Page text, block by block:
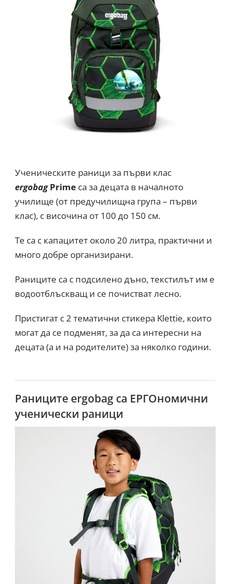
Ученическите раници за първи клас
ergobagPrime са за децата в началното
училище (от предучилищна група – първи
клас), с височина от 100 до 150 см.
Те са с капацитет около 20 литра, практични и
много добре организирани.
Раниците са с подсилено дъно, текстилът им е
водоотблъскващ и се почистват лесно.
Пристигат с 2 тематични стикера Klettie, които
могат да се подменят, за да са интересни на
децата (а и на родителите) за няколко години.
Раниците ergobag са ЕРГОномични
ученически раници